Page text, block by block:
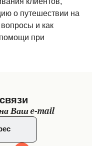
о путешествии на
и как
при
Ваш e-mail